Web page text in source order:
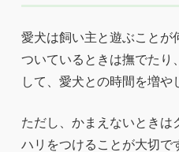
愛犬は飼い主と遊ぶことが
ついているときは撫でたり
して、愛犬との時間を増や
ただし、かまえないときは
ハリをつけることが大切で